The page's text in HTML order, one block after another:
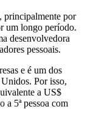
principalmente por
um longo período.
desenvolvedora
pessoais.
e é um dos
Por isso,
a US$
a 5ª pessoa com